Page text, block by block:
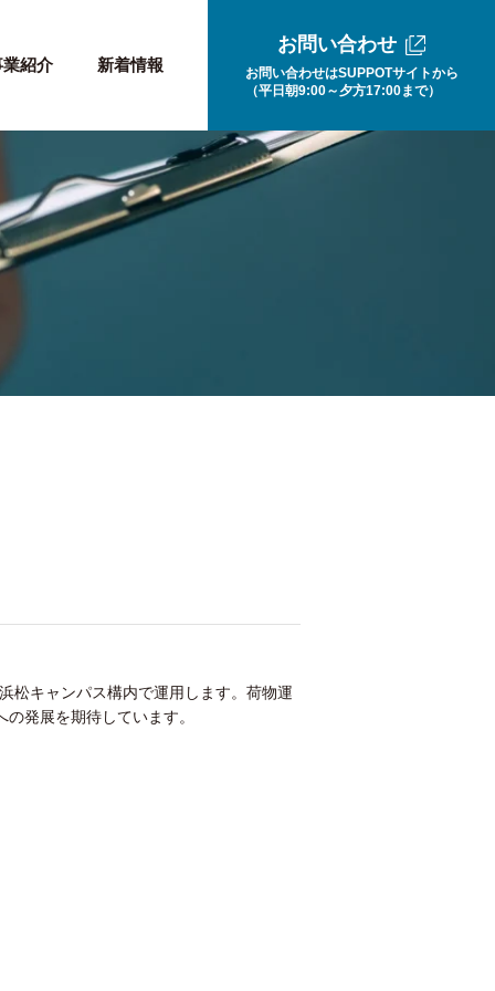
業紹介 新着情報
お問い合わせ
お問い合わせはSUPPOTサイトから
（平日朝9:00～夕方17:00まで）
松キャンパス構内で運用します。荷物運
発展を期待しています。